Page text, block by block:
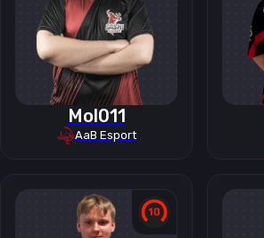
Mol011
AaB Esport